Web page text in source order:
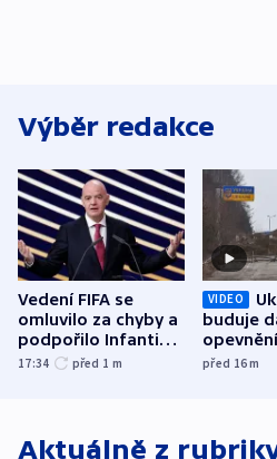
Výběr redakce
Vedení FIFA se
omluvilo za chyby a
podpořilo Infantina.
UEFA trvá na
17:34 před 1 m
VIDEO
buduje
s
před 16m
Aktuálně z